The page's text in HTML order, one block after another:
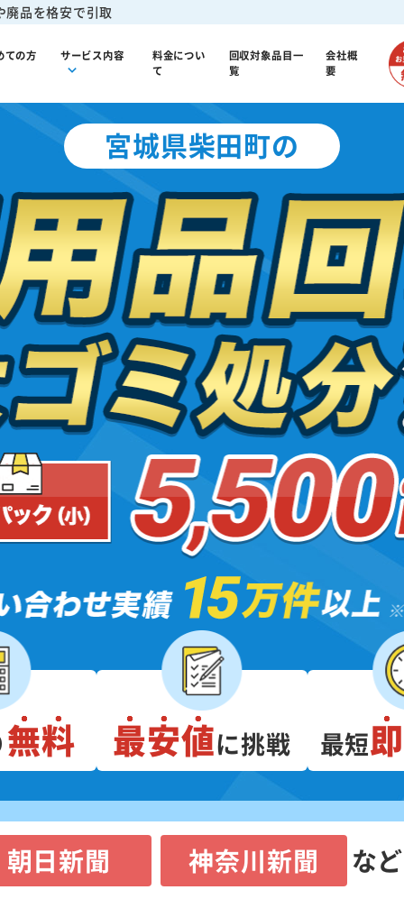
廃品を格安で引取
ての方 サービス内容
料金につい
て
回収対象品目一
覧
会社概
要
宮城県柴田町の
無料 最安値に挑戦 最短
朝日新聞 神奈川新聞 な